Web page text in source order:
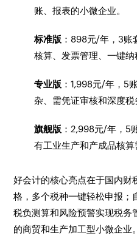
账、报表的小微企业。
标准版 ：898元/年，3账
核算、发票管理、一键纳
专业版 ：1,998元/年，5
杂、需凭证审核和深度税
旗舰版 ：2,998元/年，5
有工业生产和产成品核算
好会计的核心亮点在于国内
格，多个税种一键轻松申报；
税负测算和风险预警实现税务
的商贸和生产加工型小微企业。